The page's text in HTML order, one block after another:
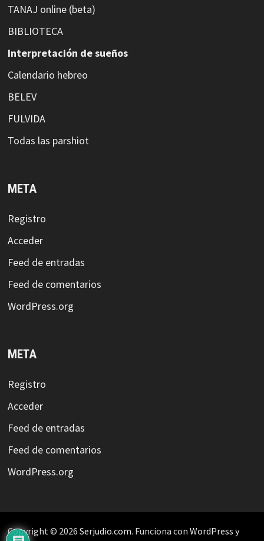
TANAJ online (beta)
BIBLIOTECA
Interpretación de sueños
Calendario hebreo
BELEV
FULVIDA
Todas las parshiot
META
Registro
Acceder
Feed de entradas
Feed de comentarios
WordPress.org
META
Registro
Acceder
Feed de entradas
Feed de comentarios
WordPress.org
Copyright © 2026 Serjudio.com. Funciona con WordPress y